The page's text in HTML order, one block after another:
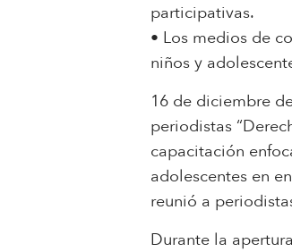
participativas.
• Los medios de
niños y
16 de diciembre
periodistas
capacitación
adolescentes en
reunió a
Durante la